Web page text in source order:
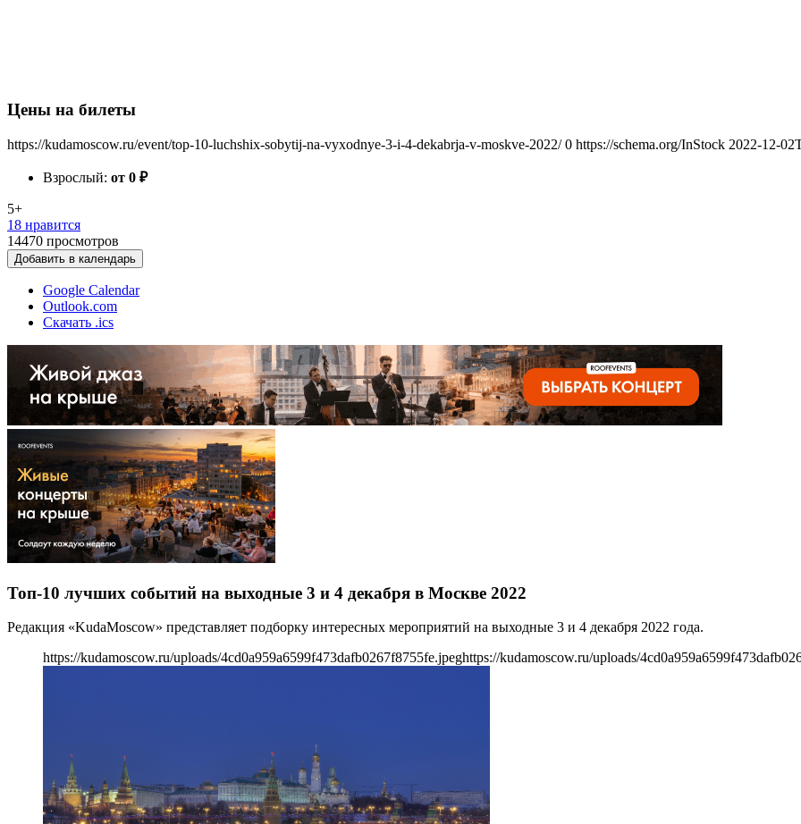
Цены на билеты
https://kudamoscow.ru/event/top-10-luchshix-sobytij-na-vyxodnye-3-i-4-dekabrja-v-moskve-2022/ 0 https://schema.org/InStock 2022-12-
Взрослый: от 0 ₽
5+
18 нравится
14470 просмотров
Добавить в календарь
Google Calendar
Outlook.com
Скачать .ics
Топ-10 лучших событий на выходные 3 и 4 декабря в Москве 2022
Редакция «KudaMoscow» представляет подборку интересных мероприятий на выходные 3 и 4 декабря 2022 года.
https://kudamoscow.ru/uploads/4cd0a959a6599f473dafb0267f8755fe.jpeghttps://kudamoscow.ru/uploads/